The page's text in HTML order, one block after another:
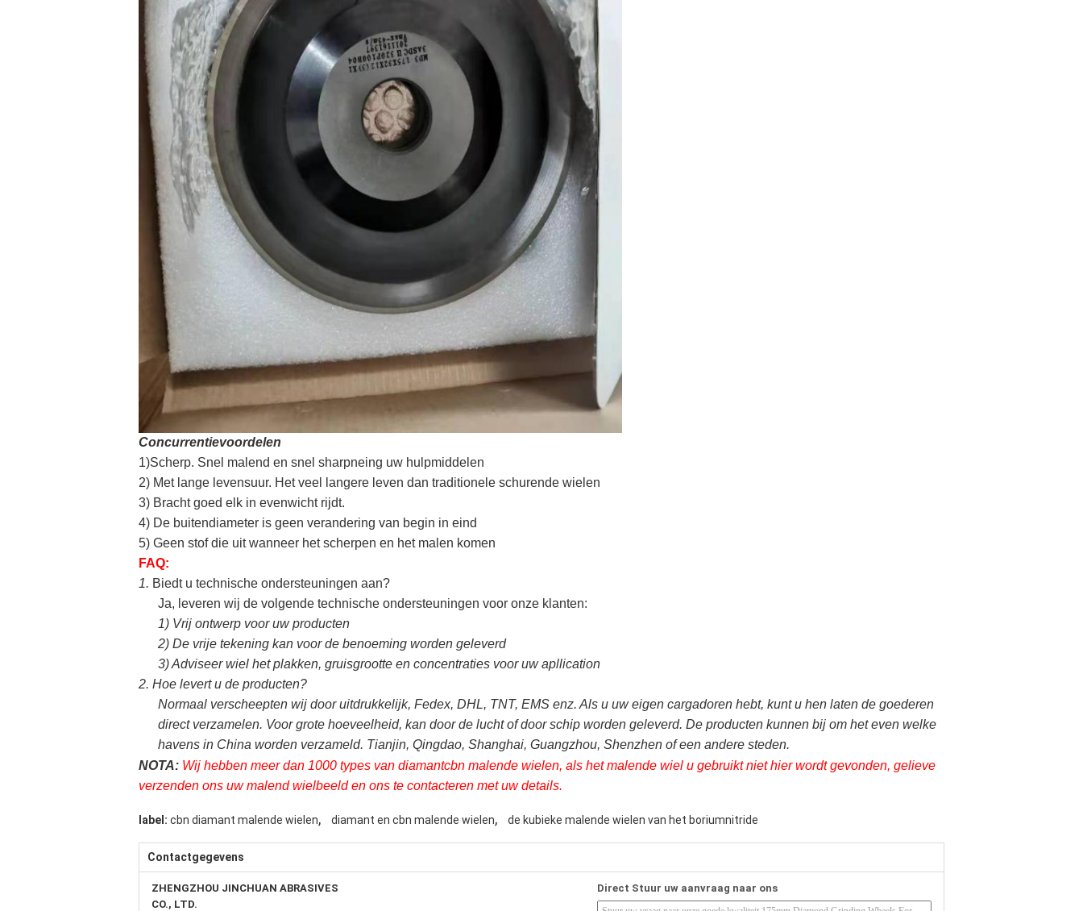
Concurrentievoordelen
1)Scherp. Snel malend en snel sharpneing uw hulpmiddelen
2) Met lange levensuur. Het veel langere leven dan traditionele schurende wielen
3) Bracht goed elk in evenwicht rijdt.
4) De buitendiameter is geen verandering van begin in eind
5) Geen stof die uit wanneer het scherpen en het malen komen
FAQ:
1. Biedt u technische ondersteuningen aan?
Ja, leveren wij de volgende technische ondersteuningen voor onze klanten:
1) Vrij ontwerp voor uw producten
2) De vrije tekening kan voor de benoeming worden geleverd
3)Adviseer wiel het plakken, gruisgrootte en concentraties voor uw apllication
2. Hoe levert u de producten?
Normaal verscheepten wij door uitdrukkelijk, Fedex, DHL, TNT, EMS enz. Als u uw eigen cargadoren hebt, kunt u hen laten de goederen
direct verzamelen. Voor grote hoeveelheid, kan door de lucht of door schip worden geleverd. De producten kunnen bij om het even welke
havens in China worden verzameld. Tianjin, Qingdao, Shanghai, Guangzhou, Shenzhen of een andere steden.
NOTA: Wij hebben meer dan 1000 types van diamantcbn malende wielen, als het malende wiel u gebruikt niet hier wordt gevonden, gelieve
verzenden ons uw malend wielbeeld en ons te contacteren met uw details.
label: cbn diamant malende wielen, diamant en cbn malende wielen, de kubieke malende wielen van het boriumnitride
Contactgegevens
ZHENGZHOU JINCHUAN ABRASIVES
CO., LTD.
Direct Stuur uw aanvraag naar ons